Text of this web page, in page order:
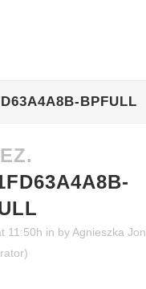
BPFULL
11:50h in byAgnieszka